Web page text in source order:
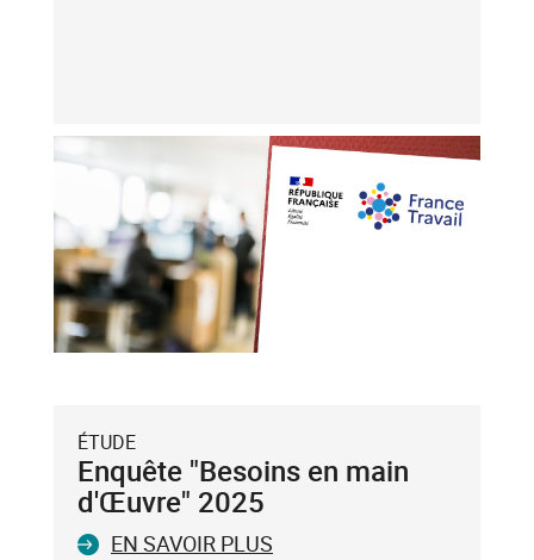
et
flèche
puis
validez-
le
avec
la
du
clavier.
Vous
ne
pouvez
ÉTUDE
Enquête "Besoins en main
d'Œuvre" 2025
EN SAVOIR PLUS